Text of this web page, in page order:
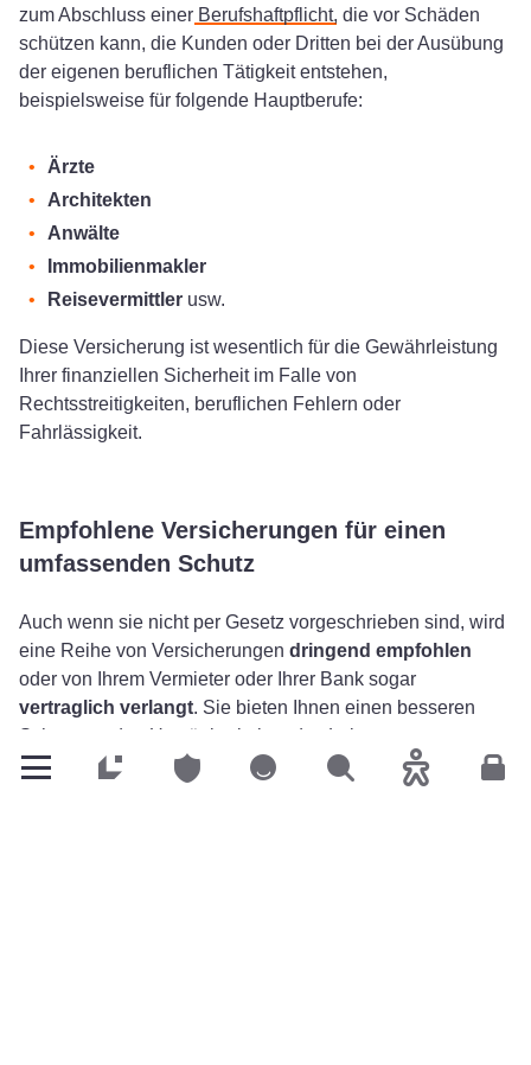
PrivatkundenPrivatkundenPrivatkundenSuchen
zum Abschluss einer Berufshaftpflicht, die vor Schäden
schützen kann, die Kunden oder Dritten bei der Ausübung
der eigenen beruflichen Tätigkeit entstehen,
beispielsweise für folgende Hauptberufe:
Ärzte
Architekten
Anwälte
Immobilienmakler
Reisevermittler usw.
Diese Versicherung ist wesentlich für die Gewährleistung
Ihrer finanziellen Sicherheit im Falle von
Rechtsstreitigkeiten, beruflichen Fehlern oder
Fahrlässigkeit.
Empfohlene Versicherungen für einen
umfassenden Schutz
Auch wenn sie nicht per Gesetz vorgeschrieben sind, wird
eine Reihe von Versicherungen dringend empfohlen
oder von Ihrem Vermieter oder Ihrer Bank sogar
vertraglich verlangt. Sie bieten Ihnen einen besseren
Schutz vor den Unwägbarkeiten des Lebens.